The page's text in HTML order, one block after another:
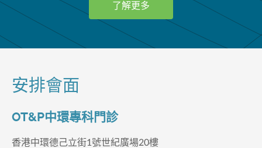
了解更多
安排會面
OT&P中環專科門診
香港中環德己立街1號世紀廣場20樓